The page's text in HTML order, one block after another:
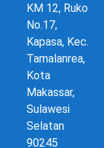
KM 12, Ruko
No.17,
Kapasa, Kec.
Tamalanrea,
Kota
Makassar,
Sulawesi
Selatan
90245